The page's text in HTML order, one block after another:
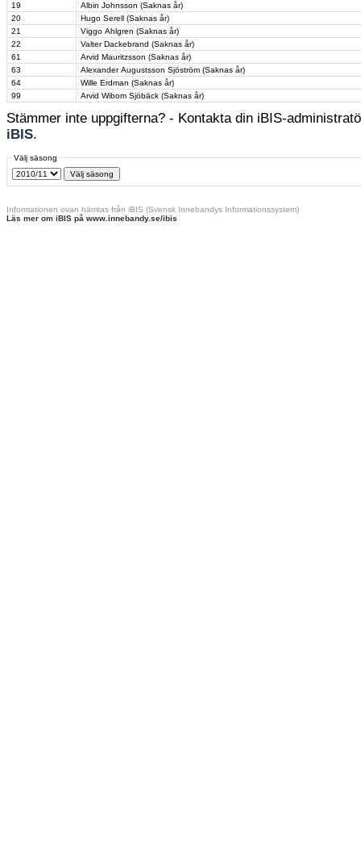
19
Albin Johnsson (Saknas år)
20
Hugo Serell (Saknas år)
21
Viggo Ahlgren (Saknas år)
22
Valter Dackebrand (Saknas år)
61
Arvid Mauritzsson (Saknas år)
63
Alexander Augustsson Sjöström (Saknas år)
64
Wille Erdman (Saknas år)
99
Arvid Wibom Sjöbäck (Saknas år)
Stämmer inte uppgifterna? - Kontakta din iBIS-
iBIS.
Välj säsong
Informationen ovan hämtas från iBIS (Svensk Innebandys Informationssystem)
Läs mer om iBIS på www.innebandy.se/ibis